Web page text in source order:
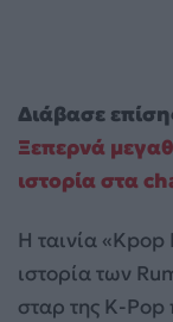
Διάβασε
Ξεπερνά
ιστορία στα
Η ταινία
ιστορία των
σταρ της K-Pop